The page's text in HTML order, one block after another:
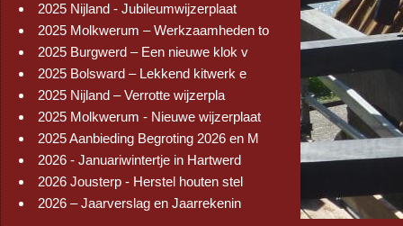
2025 Nijland - Jubileumwijzerplaat
2025 Molkwerum – Werkzaamheden to
2025 Burgwerd – Een nieuwe klok v
2025 Bolsward – Lekkend kitwerk e
2025 Nijland – Verrotte wijzerpla
2025 Molkwerum - Nieuwe wijzerplaat
2025 Aanbieding Begroting 2026 en M
2026 - Januariwintertje in Hartwerd
2026 Jousterp - Herstel houten stel
2026 – Jaarverslag en Jaarrekenin